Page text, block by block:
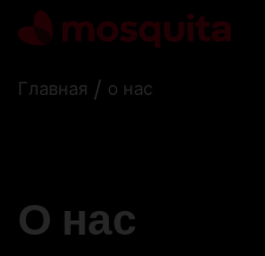
Главная / о нас
О нас